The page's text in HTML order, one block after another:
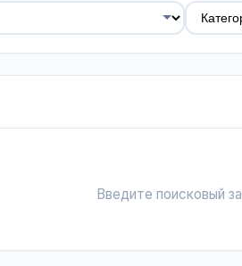
Введите поисковый